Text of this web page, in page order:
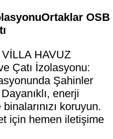
OSB
HAVUZ
Çatı İzolasyonu:
Şahinler
enerji
koruyun.
için hemen iletişime